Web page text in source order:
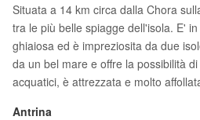
Situata a 14 km circa dalla Chora
tra le più belle spiagge dell'isola. E'
ghiaiosa ed è impreziosita da due
da un bel mare e offre la possibilità
acquatici, è attrezzata e molto
Antrina